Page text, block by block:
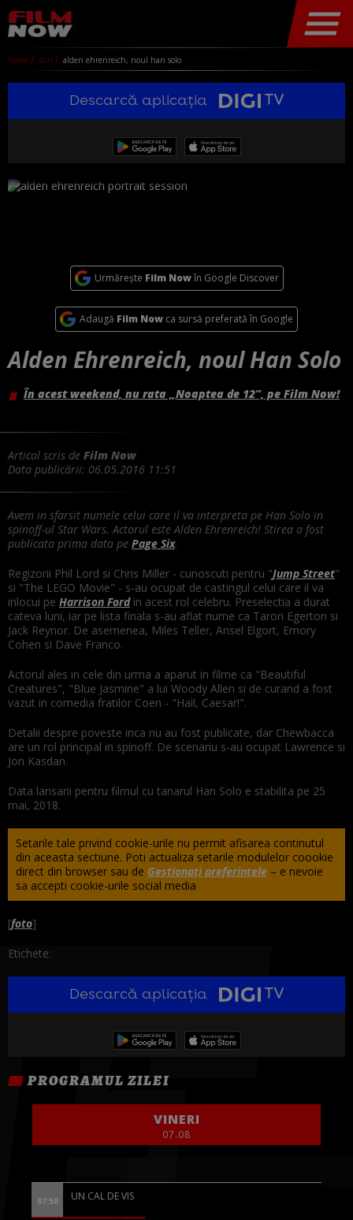
home stiri alden ehrenreich, noul han solo
Descarcă aplicația
Urmărește Film Nowîn Google Discover
Adaugă Film Now ca sursă preferată în Google
Alden Ehrenreich, noul Han Solo
În acest weekend, nu rata „Noaptea de 12”, pe Film Now!
Articol scris de Film Now
Data publicării: 06.05.2016 11:51
Avem in sfarsit numele celui care il va interpreta pe Han Solo in
spinoff-ul Star Wars. Actorul este Alden Ehrenreich! Stirea a fost
publicata prima data pe Page Six.
Regizorii Phil Lord si Chris Miller - cunoscuti pentru "Jump Street"
si "The LEGO Movie" - s-au ocupat de castingul celui care il va
inlocui pe Harrison Fordin acest rol celebru. Preselectia a durat
cateva luni, iar pe lista finala s-au aflat nume ca Taron Egerton si
Jack Reynor. De asemenea, Miles Teller, Ansel Elgort, Emory
Cohen si Dave Franco.
Actorul ales in cele din urma a aparut in filme ca "Beautiful
Creatures", "Blue Jasmine" a lui Woody Allen si de curand a fost
vazut in comedia fratilor Coen - "Hail, Caesar!".
Detalii despre poveste inca nu au fost publicate, dar Chewbacca
are un rol principal in spinoff. De scenariu s-au ocupat Lawrence si
Jon Kasdan.
Data lansarii pentru filmul cu tanarul Han Solo e stabilita pe 25
mai, 2018.
Setarile tale privind cookie-urile nu permit afisarea continutul
din aceasta sectiune. Poti actualiza setarile modulelor coookie
direct din browser sau de Gestionați preferințele – e nevoie
sa accepti cookie-urile social media
[foto]
Etichete:
Descarcă aplicația
PROGRAMUL ZILEI
VINERI
07.08
07:50 UN CAL DE VIS